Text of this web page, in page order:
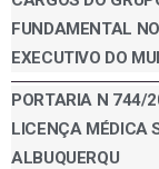
FUNDAMENTAL
EXECUTIVO DO
PORTARIA N 744/
LICENÇA MÉDICA
ALBUQUERQU